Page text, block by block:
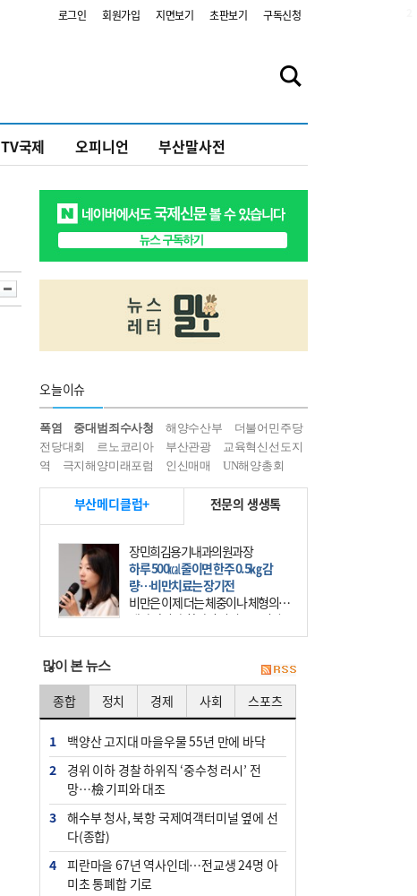
로그인 회원가입 지면보기 초판보기 구독신청
TV국제 오피니언 부산말사전
오늘이슈
폭염 중대범죄수사청 해양수산부
더불어민주당
전당대회
르노코리아 부산관광
교육혁신선도지
역
극지해양미래포럼 인신매매 UN해양총회
부산메디클럽+ 전문의 생생톡
장민희김용기내과의원과장
하루 500㎉ 줄이면 한주 0.5㎏ 감
량…비만치료는 장기전
비만은 이제 더는 체중이나 체형의 문
제가 아니다. 하나의 질병으로 인지
하고 치료와 관리를 해야 한다. 세계
많이 본 뉴스
종합 정치 경제 사회 스포츠
1
백양산 고지대 마을우물 55년 만에 바닥
2
경위 이하 경찰 하위직 ‘중수청 러시’ 전
망…檢 기피와 대조
3
해수부 청사, 북항 국제여객터미널 옆에 선
다(종합)
4
피란마을 67년 역사인데…전교생 24명 아
미초 통폐합 기로